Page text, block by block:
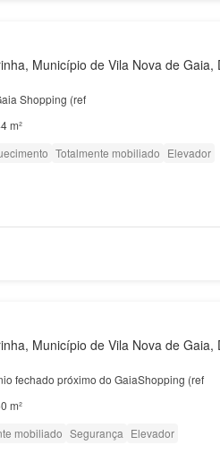
Município de Vila Nova de Gaia,
Shopping (ref
m²
Totalmente mobiliado Elevador
Município de Vila Nova de Gaia,
fechado próximo do GaiaShopping (ref
m²
mobiliado Segurança Elevador